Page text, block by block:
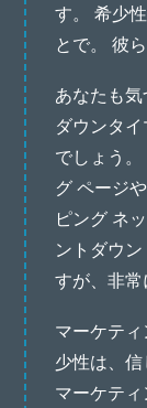
す。 希少
とで。 彼
あなたも
ダウンタ
でしょう
グ ページ
ピング ネ
ントダウ
すが、非常
マーケテ
少性は、
マーケテ